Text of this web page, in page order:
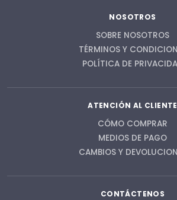
NOSOTROS
SOBRE NOSOTROS
TÉRMINOS Y
POLÍTICA DE
ATENCIÓN AL CLIENTE
CÓMO COMPRAR
MEDIOS DE PAGO
CAMBIOS Y
CONTÁCTENOS